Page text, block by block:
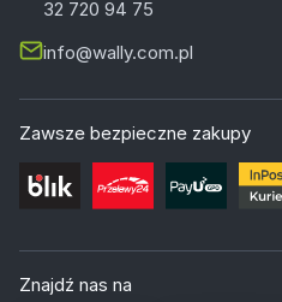
32 720 94 75
info@wally.com.pl
Zawsze bezpieczne zakupy
Znajdź nas na